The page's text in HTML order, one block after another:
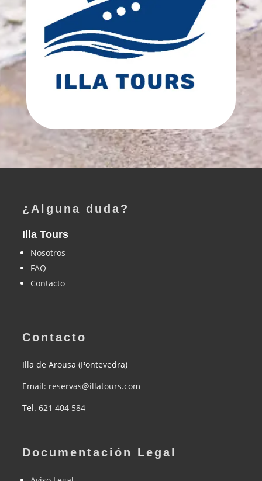
¿Alguna duda?
Illa Tours
Nosotros
FAQ
Contacto
Contacto
Illa de Arousa (Pontevedra)
Email: reservas@illatours.com
Tel. 621 404 584
Documentación Legal